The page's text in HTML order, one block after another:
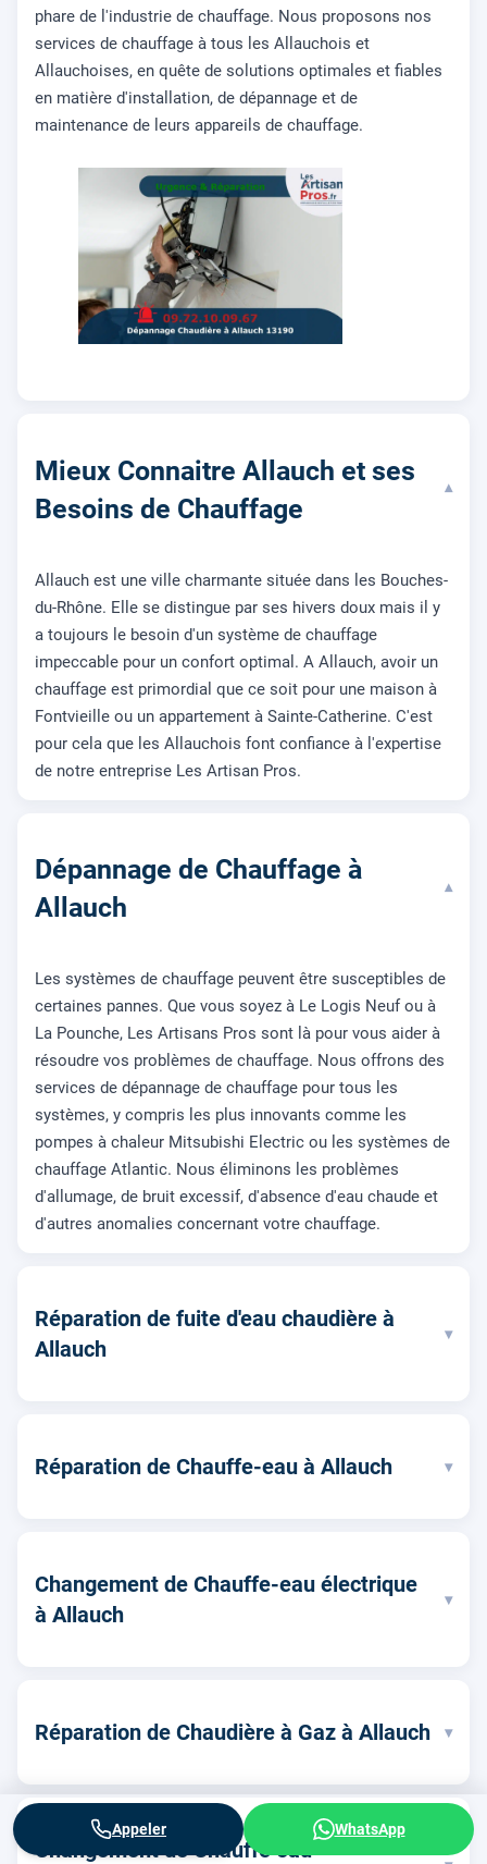
phare de l'industrie de chauffage. Nous proposons nos
services de chauffage à tous les Allauchois et
Allauchoises, en quête de solutions optimales et fiables
en matière d'installation, de dépannage et de
maintenance de leurs appareils de chauffage.
Mieux Connaitre Allauch et ses
Besoins de Chauffage
▾
Allauch est une ville charmante située dans les Bouches-
du-Rhône. Elle se distingue par ses hivers doux mais il y
a toujours le besoin d'un système de chauffage
impeccable pour un confort optimal. A Allauch, avoir un
chauffage est primordial que ce soit pour une maison à
Fontvieille ou un appartement à Sainte-Catherine. C'est
pour cela que les Allauchois font confiance à l'expertise
de notre entreprise Les Artisan Pros.
Dépannage de Chauffage à
Allauch
▾
Les systèmes de chauffage peuvent être susceptibles de
certaines pannes. Que vous soyez à Le Logis Neuf ou à
La Pounche, Les Artisans Pros sont là pour vous aider à
résoudre vos problèmes de chauffage. Nous offrons des
services de dépannage de chauffage pour tous les
systèmes, y compris les plus innovants comme les
pompes à chaleur Mitsubishi Electric ou les systèmes de
chauffage Atlantic. Nous éliminons les problèmes
d'allumage, de bruit excessif, d'absence d'eau chaude et
d'autres anomalies concernant votre chauffage.
Réparation de fuite d'eau chaudière à
Allauch
▾
Réparation de Chauffe-eau à Allauch ▾
Changement de Chauffe-eau électrique
à Allauch
▾
Réparation de Chaudière à Gaz à Allauch ▾
Changement de Chauffe eau
Appeler WhatsApp